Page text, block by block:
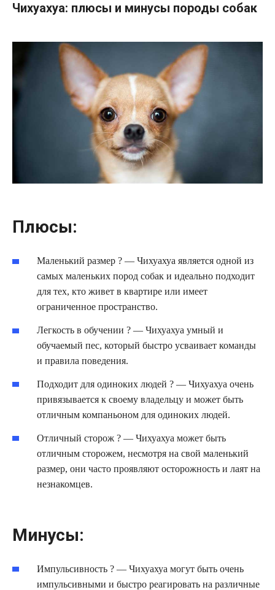
Чихуахуа: плюсы и минусы породы собак
Плюсы:
Маленький размер ? — Чихуахуа является одной из
самых маленьких пород собак и идеально подходит
для тех, кто живет в квартире или имеет
ограниченное пространство.
Легкость в обучении ? — Чихуахуа умный и
обучаемый пес, который быстро усваивает команды
и правила поведения.
Подходит для одиноких людей ? — Чихуахуа очень
привязывается к своему владельцу и может быть
отличным компаньоном для одиноких людей.
Отличный сторож ? — Чихуахуа может быть
отличным сторожем, несмотря на свой маленький
размер, они часто проявляют осторожность и лаят на
незнакомцев.
Минусы:
Импульсивность ? — Чихуахуа могут быть очень
импульсивными и быстро реагировать на различные